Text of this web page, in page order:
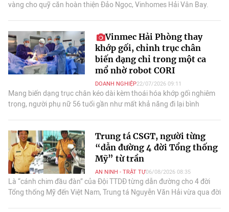
vàng cho quỹ căn hoàn thiện Đảo Ngọc, Vinhomes Hải Vân Bay.
Vinmec Hải Phòng thay
khớp gối, chỉnh trục chân
biến dạng chỉ trong một ca
mổ nhờ robot CORI
DOANH NGHIỆP22/07/2026 09:11
Mang biến dạng trục chân kéo dài kèm thoái hóa khớp gối nghiêm
trọng, người phụ nữ 56 tuổi gần như mất khả năng đi lại bình
bệnh nhân tìm lại bước đi vững chãi sau nhiều năm.
Trung tá CSGT, người từng
“dẫn đường 4 đời Tổng thống
Mỹ” từ trần
AN NINH - TRẬT TỰ06/08/2026 08:35
Là “cánh chim đầu đàn” của Đội TTDĐ từng dẫn đường cho 4 đời
Tổng thống Mỹ đến Việt Nam, Trung tá Nguyễn Văn Hải vừa qua đời